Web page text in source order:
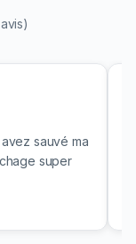
avis)
sauvé ma
super